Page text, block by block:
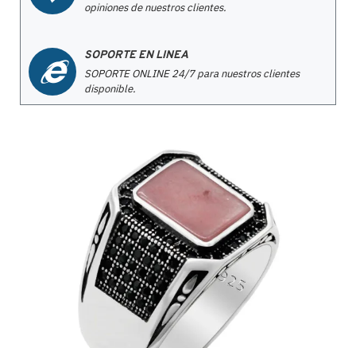
opiniones de nuestros clientes.
SOPORTE EN LINEA
SOPORTE ONLINE 24/7 para nuestros clientes
disponible.